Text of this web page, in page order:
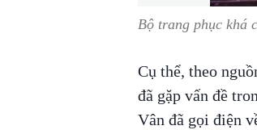
Bộ trang phục khá
Cụ thể, theo
đã gặp vấn đề
Vân đã gọi điện